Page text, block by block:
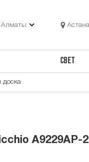
Алматы Астана
СВЕТ
доска
A9229AP-